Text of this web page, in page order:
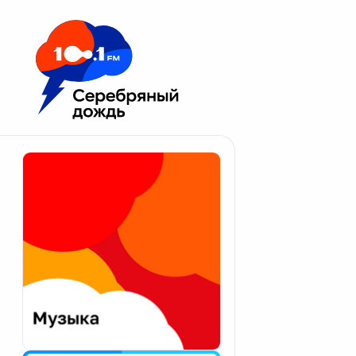
Москва 100.1 FM
Апатиты
Екатеринбург
Калининград
Калуга